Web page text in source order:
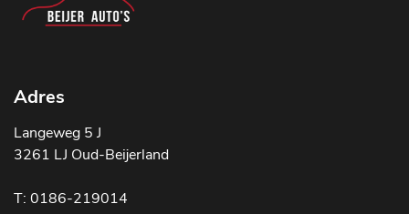
Adres
Langeweg 5 J
3261 LJ Oud-Beijerland
T: 0186-219014